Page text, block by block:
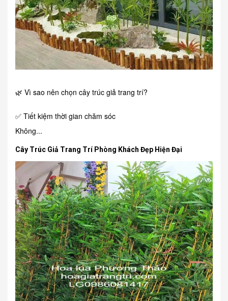
🌿 Vì sao nên chọn cây trúc giả trang trí?
✅ Tiết kiệm thời gian chăm sóc
Không...
Cây Trúc Giả Trang Trí Phòng Khách Đẹp Hiện Đại